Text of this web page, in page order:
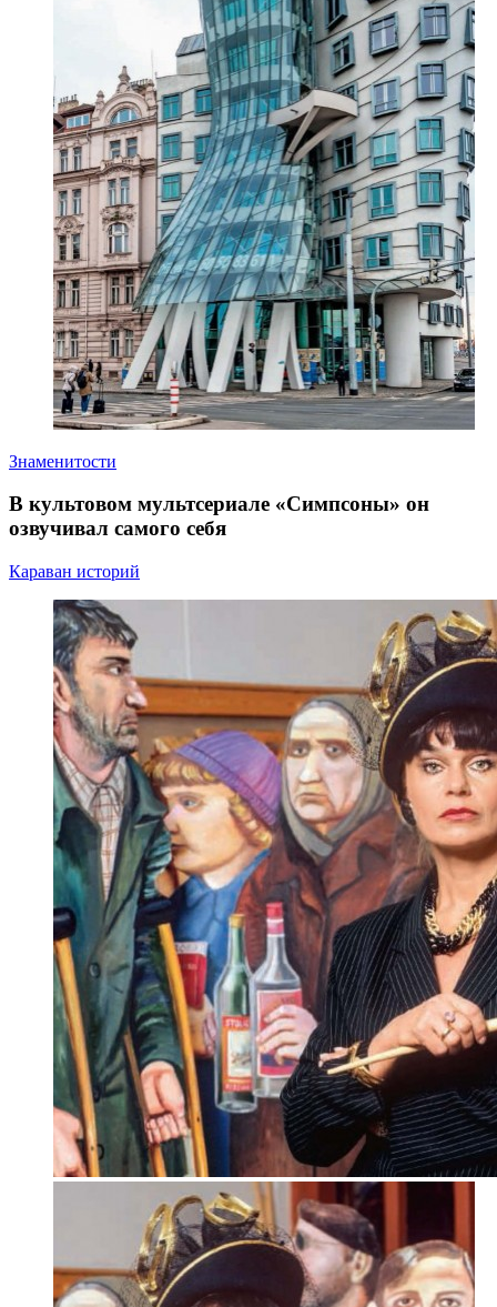
Знаменитости
В культовом мультсериале «Симпсоны» он
озвучивал самого себя
Караван историй